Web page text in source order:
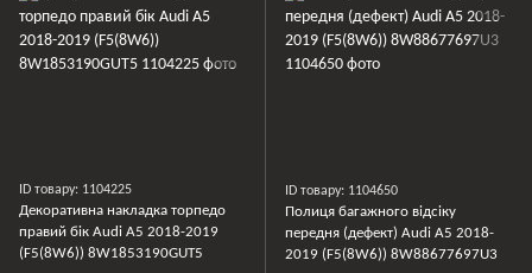
ID товару: 1104225
Декоративна накладка торпедо
правий бік Audi A5 2018-2019
(F5(8W6)) 8W1853190GUT5
ID товару: 1104650
Полиця багажного відсіку
передня (дефект) Audi A5 2018-
2019 (F5(8W6)) 8W88677697U3